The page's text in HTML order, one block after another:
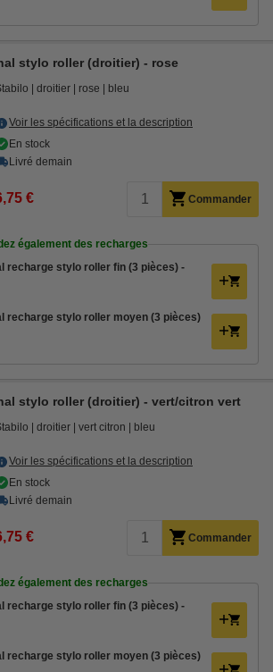
stylo roller (droitier) - rose
droitier rose bleu
Voir les spécifications et la description
En stock
Livré demain
€ Commander
également des recharges
recharge stylo roller fin (3 pièces) -
recharge stylo roller moyen (3 pièces)
stylo roller (droitier) - vert/citron vert
droitier vert citron bleu
Voir les spécifications et la description
En stock
Livré demain
€ Commander
également des recharges
recharge stylo roller fin (3 pièces) -
recharge stylo roller moyen (3 pièces)